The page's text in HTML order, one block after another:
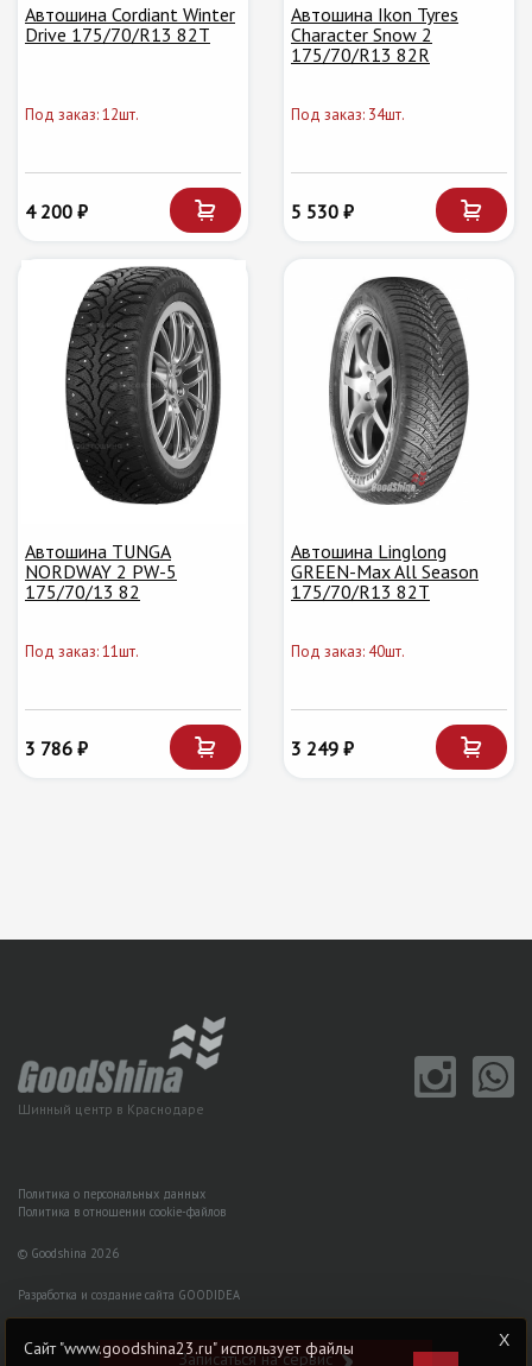
Автошина Cordiant Winter
Drive 175/70/R13 82T
Под заказ: 12шт.
4 200 ₽
Автошина Ikon Tyres
Character Snow 2
175/70/R13 82R
Под заказ: 34шт.
5 530 ₽
Автошина TUNGA
NORDWAY 2 PW-5
175/70/13 82
Под заказ: 11шт.
3 786 ₽
Автошина Linglong
GREEN-Max All Season
175/70/R13 82T
Под заказ: 40шт.
3 249 ₽
Шинный центр в Краснодаре
Политика о персональных данных
Политика в отношении cookie-файлов
© Goodshina 2026
Разработка и создание сайта GOODIDEA
Записаться на сервис
Сайт "www.goodshina23.ru" использует файлы